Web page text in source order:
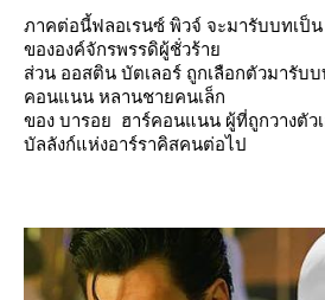
ภาคต่อนี้ฟลอเรนซ์ พิวจ์ จะมารับบทเป็
ขององค์จักรพรรดิผู้ชั่วร้า
ส่วน ออสติน บัตเลอร์ ถูกเลือกตัวมารับ
คอนแนน หลานชายคนเล็ก
ของ บารอย ฮาร์คอนแนน ผู้ที่ถูกวางตัว
บัลลังก์แห่งอาร์ราคิสคนต่อไป